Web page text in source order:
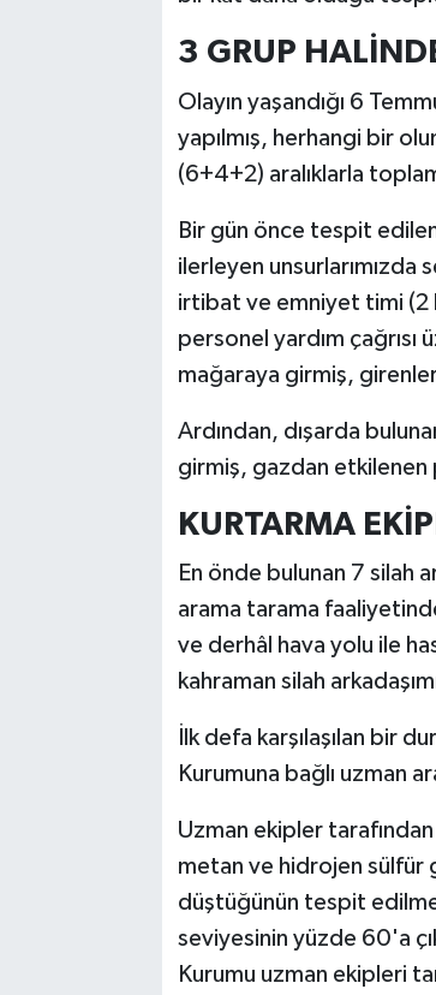
3 GRUP
Olayın yaşandığı 6
yapılmış, herhangi bir
(6+4+2) aralıklarla
Bir gün önce tespit
ilerleyen unsurlarımızda
irtibat ve emniyet timi (2
personel yardım çağrısı
mağaraya girmiş,
Ardından, dışarda
girmiş, gazdan etkilenen
KURTARMA
En önde bulunan 7 silah
arama tarama
ve derhâl hava yolu ile
kahraman silah
İlk defa karşılaşılan bir
Kurumuna bağlı uzman
Uzman ekipler
metan ve hidrojen sülfür
düştüğünün tespit
seviyesinin yüzde 60'a
Kurumu uzman ekipleri